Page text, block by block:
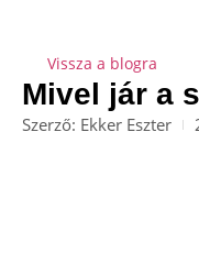
Vissza a blogra
Mivel jár a
Szerző: Ekker Eszter